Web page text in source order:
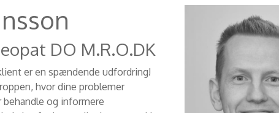
DO M.R.O.DK
er en spændende udfordring!
hvor dine problemer
behandle og informere